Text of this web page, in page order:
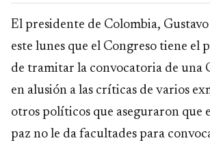
El presidente de Colombia,
este lunes que el Congreso tiene el
de tramitar la convocatoria de una
en alusión a las críticas de varios
otros políticos que aseguraron que
paz no le da facultades para